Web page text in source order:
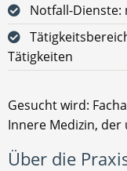
Notfall-Dienste:
Tätigkeiten
Gesucht wird:
Innere Medizin,
Über die